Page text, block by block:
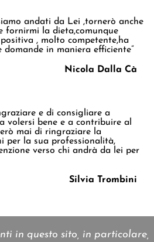
andati da Lei ,tornerò anche
fornirmi la dieta,comunque
, molto competente,ha
in maniera efficiente”
Nicola Dalla Cà
e di consigliare a
volersi bene e a contribuire al
mai di ringraziare la
per la sua professionalità,
verso chi andrà da lei per
Silvia Trombini
in questo sito, in particolare,